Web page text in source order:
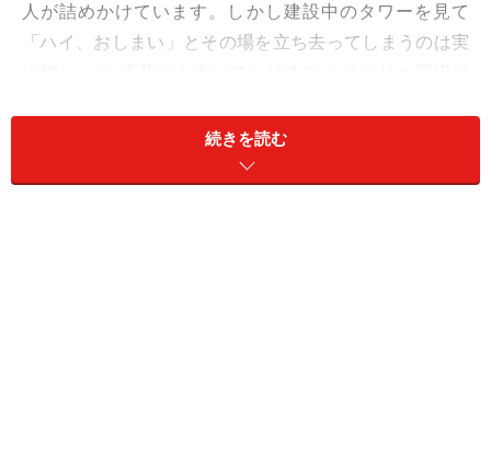
人が詰めかけています。しかし建設中のタワーを見て
「ハイ、おしまい」とその場を立ち去ってしまうのは実
続きを読む